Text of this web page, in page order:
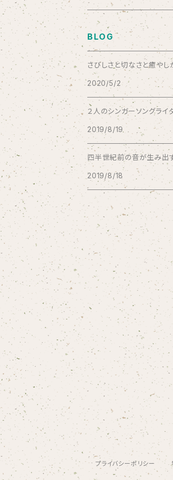
Aysula
Bad Operation
Bagus!
BBBBBBB
The BEG
The Beths
THE BLACK SHANSONS
BLONDnewHALF
Blondy
BOAR HUNTER
bud&harbor
Bulbs Of Passion
Calme Adiction
CANDY
BLOG
さびしさと切なさと癒や
2020/5/2
２人のシンガーソングラ
2019/8/19
四半世紀前の音が生み出
2019/8/18
プライバシーポリシー